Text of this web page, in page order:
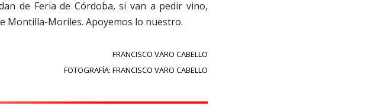
de Feria de Córdoba, si van a pedir vino,
Montilla-Moriles. Apoyemos lo nuestro.
FRANCISCO VARO CABELLO
FOTOGRAFÍA: FRANCISCO VARO CABELLO